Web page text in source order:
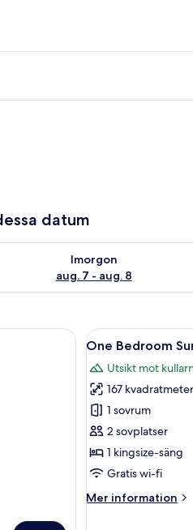
datum
- aug. 7
Imorgon
aug. 7 - aug. 8
tillgängligheten för
en säng, ett skrivbord, en stol, en tv
Öppna
alla
foton
för
One
Bedroom
Sunrise
Villa
18
One Bedroom
Utsikt mot
167 kvadratmeter
1 sovrum
2 sovplatser
1 kingsize-säng
Gratis wi-fi
Mer information
Mer